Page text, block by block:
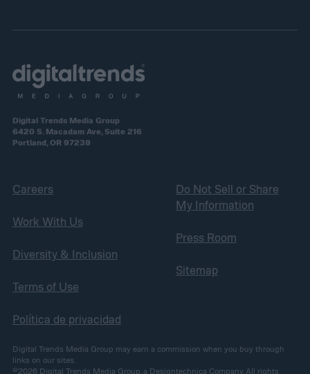
Digital Trends Media Group
6420 S. Macadam Ave, Suite 216
Portland, OR 97239
Careers
Work With Us
Diversity & Inclusion
Terms of Use
Política de privacidad
Do Not Sell or Share
My Information
Press Room
Sitemap
Digital Trends Media Group may earn a commission when you buy through
links on our sites.
©2026 Digital Trends Media Group , a Designtechnica Company. All rights